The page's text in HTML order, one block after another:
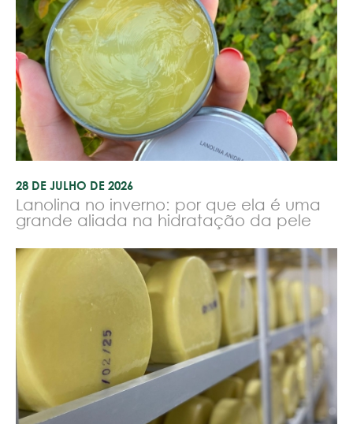
28 DE JULHO DE 2026
Lanolina no inverno: por que ela é uma
grande aliada na hidratação da pele